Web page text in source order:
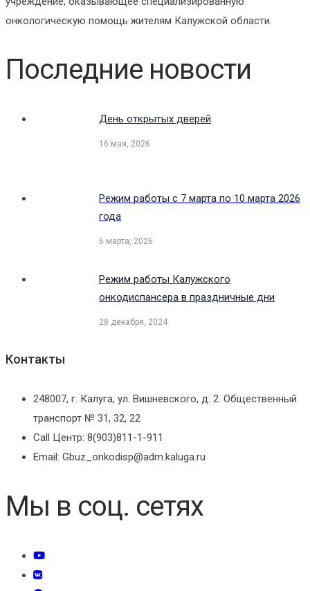
онкологическую помощь жителям Калужской области.
Последние новости
День открытых дверей
16 мая, 2026
Режим работы с 7 марта по 10 марта 2026
года
6 марта, 2026
Режим работы Калужского
онкодиспансера в праздничные дни
28 декабря, 2024
Контакты
248007, г. Калуга, ул. Вишневского, д. 2. Общественный
транспорт № 31, 32, 22
Call Центр: 8(903)811-1-911
Email: Gbuz_onkodisp@adm.kaluga.ru
Мы в соц. сетях